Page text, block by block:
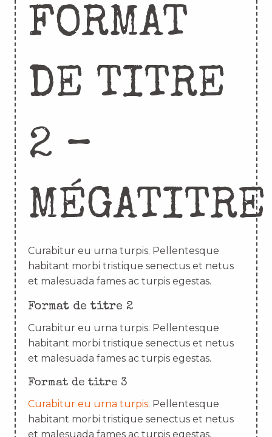
FORMAT
DE TITRE
2 –
MÉGATITRE
Curabitur eu urna turpis. Pellentesque
habitant morbi tristique senectus et netus
et malesuada fames ac turpis egestas.
Format de titre 2
Curabitur eu urna turpis. Pellentesque
habitant morbi tristique senectus et netus
et malesuada fames ac turpis egestas.
Format de titre 3
Curabitur eu urna turpis. Pellentesque
habitant morbi tristique senectus et netus
et malesuada fames ac turpis egestas.